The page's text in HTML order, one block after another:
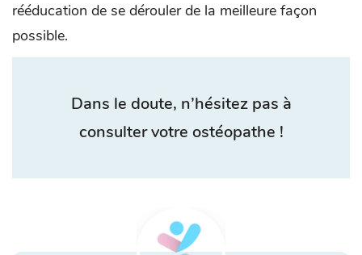
rééducation de se dérouler de la meilleure façon
possible.
Dans le doute, n’hésitez pas à
consulter votre ostéopathe !